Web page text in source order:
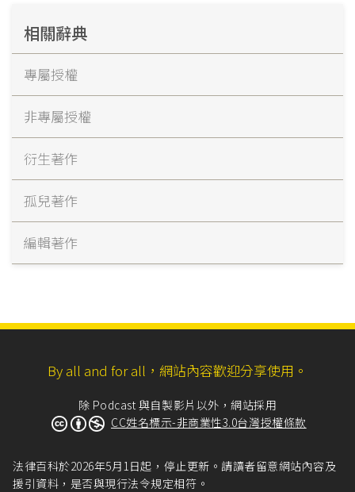
相關辭典
專屬授權
非專屬授權
衍生著作
孤兒著作
編輯著作
By all and for all，網站內容歡迎分享使用。
除 Podcast 與自製影片以外，網站採用
CC姓名標示-非商業性3.0台灣授權條款
法律百科於2026年5月1日起，停止更新。請讀者留意網站內容及
援引資料，是否與現行法令規定相符。